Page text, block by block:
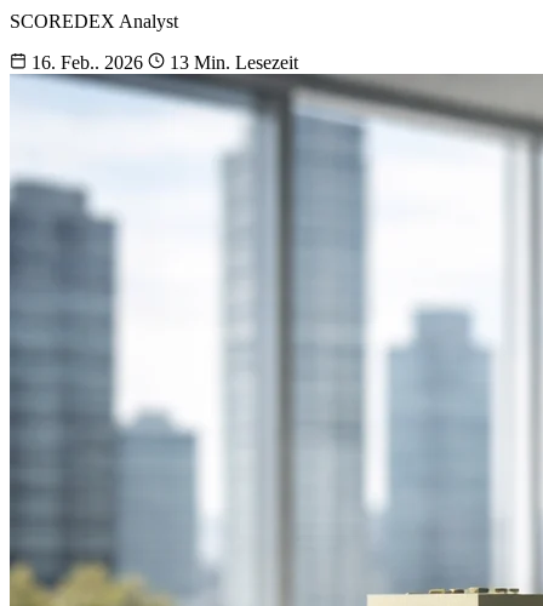
SCOREDEX Analyst
16. Feb.. 2026
13 Min. Lesezeit